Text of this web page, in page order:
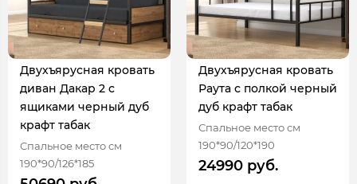
Двухъярусная кровать
диван Дакар 2 с
ящиками черный дуб
крафт табак
Спальное место см
190*90/126*185
Двухъярусная кровать
Раута с полкой черный
дуб крафт табак
Спальное место см
190*90/120*190
24990 руб.